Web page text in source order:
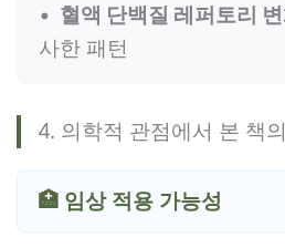
혈액 단백질 레퍼토리
사한 패턴
4. 의학적 관점에서 본 책
🏥 임상 적용 가능성